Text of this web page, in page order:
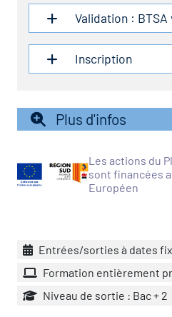
de l'Industrie
emploi-formation
des secteurs
Validation :
Inscription
Plus d'infos
Les actions du
sont financées
Européen
Entrées/sorties à dates
Formation entièrement
Niveau de sortie : Bac + 2